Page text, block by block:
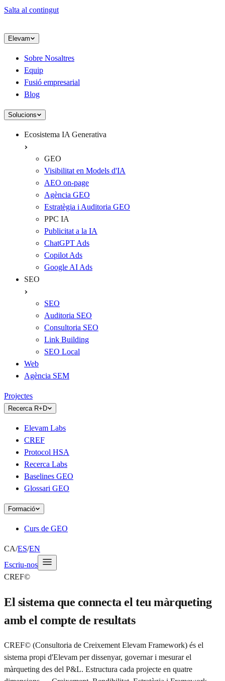
Salta al contingut
Elevam
Sobre Nosaltres
Equip
Fusió empresarial
Blog
Solucions
Ecosistema IA Generativa
GEO
Visibilitat en Models d'IA
AEO on-page
Agència GEO
Estratègia i Auditoria GEO
PPC IA
Publicitat a la IA
ChatGPT Ads
Copilot Ads
Google AI Ads
SEO
SEO
Auditoria SEO
Consultoria SEO
Link Building
SEO Local
Web
Agència SEM
Projectes
Recerca R+D
Elevam Labs
CREF
Protocol HSA
Recerca Labs
Baselines GEO
Glossari GEO
Formació
Curs de GEO
CA/ES/EN
Escriu-nos
CREF©
El sistema que connecta el teu màrqueting
amb el compte de resultats
CREF© (Consultoria de Creixement Elevam Framework) és el
sistema propi d'Elevam per dissenyar, governar i mesurar el
màrqueting des del P&L. Estructura cada projecte en quatre